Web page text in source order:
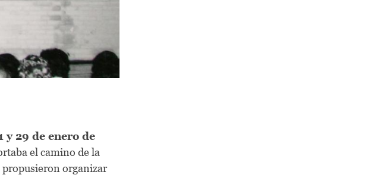
y 29 de enero de
el camino de la
propusieron organizar